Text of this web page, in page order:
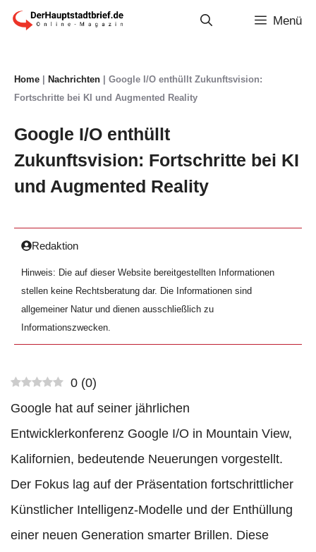
Zum
Menü
Home Nachrichten
Google I/O enthüllt Zukunftsvision:
Fortschritte bei KI und Augmented Reality
Google I/O enthüllt
Zukunftsvision: Fortschritte bei KI
und Augmented Reality
Redaktion
Hinweis: Die auf dieser Website bereitgestellten Informationen
stellen keine Rechtsberatung dar. Die Informationen sind
allgemeiner Natur und dienen ausschließlich zu
Informationszwecken.
0 (0)
Google hat auf seiner jährlichen
Entwicklerkonferenz Google I/O in Mountain View,
Kalifornien, bedeutende Neuerungen vorgestellt.
Der Fokus lag auf der Präsentation fortschrittlicher
Künstlicher Intelligenz-Modelle und der Enthüllung
einer neuen Generation smarter Brillen. Diese